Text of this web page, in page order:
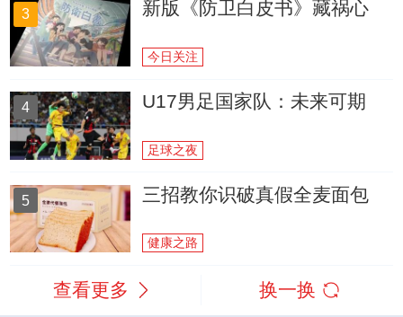
3 新版《防卫白皮书》藏祸心
今日关注
4 U17男足国家队：未来可期
足球之夜
5 三招教你识破真假全麦面包
健康之路
查看更多 换一换